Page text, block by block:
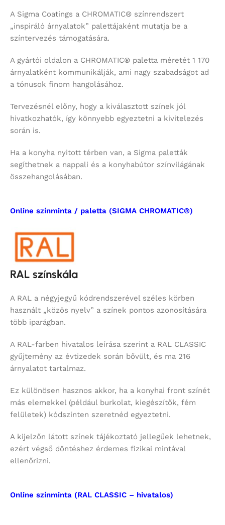
A Sigma Coatings a CHROMATIC® színrendszert
„inspiráló árnyalatok” palettájaként mutatja be a
színtervezés támogatására.
A gyártói oldalon a CHROMATIC® paletta méretét 1 170
árnyalatként kommunikálják, ami nagy szabadságot ad
a tónusok finom hangolásához.
Tervezésnél előny, hogy a kiválasztott színek jól
hivatkozhatók, így könnyebb egyeztetni a kivitelezés
során is.
Ha a konyha nyitott térben van, a Sigma paletták
segíthetnek a nappali és a konyhabútor színvilágának
összehangolásában.
Online színminta / paletta (SIGMA CHROMATIC®)
RAL színskála
A RAL a négyjegyű kódrendszerével széles körben
használt „közös nyelv” a színek pontos azonosítására
több iparágban.
A RAL-farben hivatalos leírása szerint a RAL CLASSIC
gyűjtemény az évtizedek során bővült, és ma 216
árnyalatot tartalmaz.
Ez különösen hasznos akkor, ha a konyhai front színét
más elemekkel (például burkolat, kiegészítők, fém
felületek) kódszinten szeretnéd egyeztetni.
A kijelzőn látott színek tájékoztató jellegűek lehetnek,
ezért végső döntéshez érdemes fizikai mintával
ellenőrizni.
Online színminta (RAL CLASSIC – hivatalos)